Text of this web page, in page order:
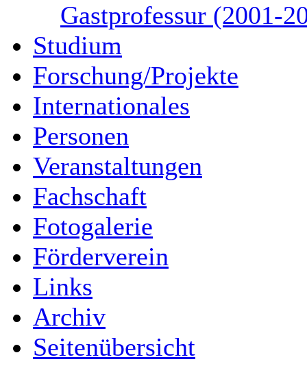
Gastprofessur (2001-
Studium
Forschung/Projekte
Internationales
Personen
Veranstaltungen
Fachschaft
Fotogalerie
Förderverein
Links
Archiv
Seitenübersicht